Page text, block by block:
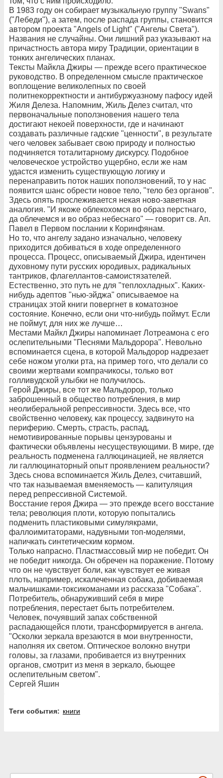
В 1983 году он собирает музыкальную группу "Swans"
("Лебеди"), а затем, после распада группы, становится
автором проекта "Angels of Light" ("Ангелы Света").
Названия не случайны. Они лишний раз указывают на
причастность автора миру Традиции, ориентации в
тонких ангелических планах.
Тексты Майкла Джиры — прежде всего практическое
руководство. В определенном смысле практическое
воплощение великолепных по своей
политнекорректности и антибуржуазному пафосу идей
Жиля Делеза. Напомним, Жиль Делез считал, что
первоначальные поползновения нашего тела
достигают некоей поверхности, где и начинают
создавать различные гадские "ценности", в результате
чего человек забывает свою природу и полностью
подчиняется тоталитарному дискурсу. Подобное
человеческое устройство ущербно, если же нам
удастся изменить существующую логику и
перенаправить поток наших поползновений, то у нас
появится шанс обрести новое тело, "тело без органов".
Здесь опять прослеживается некая ново-заветная
аналогия. "И якоже облекохомся во образ перстнаго,
да облечемся и во образ небеснаго" — говорит св. Ап.
Павел в Первом послании к Коринфянам.
Но то, что ангелу задано изначально, человеку
приходится добиваться в ходе определенного
процесса. Процесс, описываемый Джира, идентичен
духовному пути русских юродивых, радикальных
тантриков, флагеллантов-самоистязателей.
Естественно, это путь не для "теплохладных". Каких-
нибудь адептов "нью-эйджа" описываемое на
страницах этой книги повергнет в коматозное
состояние. Конечно, если они что-нибудь поймут. Если
не поймут, для них же лучше…
Местами Майкл Джиры напоминает Лотреамона с его
ослепительными "Песнями Мальдорора". Невольно
вспоминается сцена, в которой Мальдорор надрезает
себе ножом уголки рта, на пример того, что делали со
своими жертвами компрачикосы, только вот
голливудской улыбки не получилось.
Герой Джиры, все тот же Мальдорор, только
заброшенный в общество потребления, в мир
неолиберальной репрессивности. Здесь все, что
свойственно человеку, как процессу, задвинуто на
периферию. Смерть, страсть, распад,
немотивированные порывы цензурованы и
фактически объявлены несуществующими. В мире, где
реальность подменена галлюцинацией, не является
ли галлюцинаторный опыт проявлением реальности?
Здесь снова вспоминается Жиль Делез, считавший,
что так называемая вменяемость — капитуляция
перед репрессивной Системой.
Восстание героя Джира — это прежде всего восстание
тела; революция плоти, которую попытались
подменить пластиковыми симулякрами,
фаллоимитаторами, надувными топ-моделями,
напичкать синтетическим кормом.
Только напрасно. Пластмассовый мир не победит. Он
не победит никогда. Он обречен на поражение. Потому
что он не чувствует боли, как чувствует ее живая
плоть, например, искалеченная собака, добиваемая
мальчишками-токсикоманами из рассказа "Собака".
Потребитель, обнаруживший себя в мире
потребления, перестает быть потребителем.
Человек, почуявший запах собственной
распадающейся плоти, трансформируется в ангела.
"Осколки зеркала врезаются в мои внутренности,
наполняя их светом. Оптическое волокно внутри
головы, за глазами, пробивается из внутренних
органов, смотрит из меня в зеркало, бьющее
ослепительным светом".
Сергей Яшин
Теги события: книги